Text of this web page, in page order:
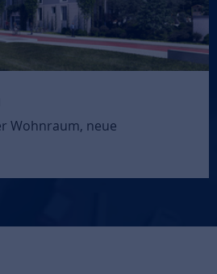
Wohnraum, neue